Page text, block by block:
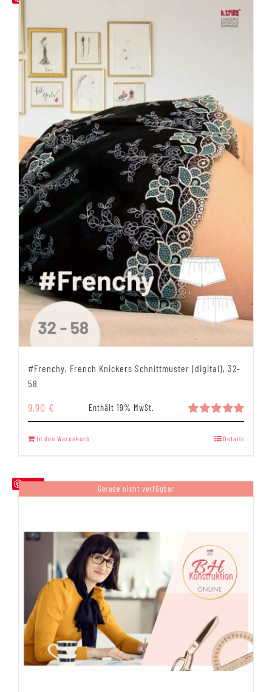
#Frenchy, French Knickers Schnittmuster (digital), 32-
58
Bewertet
5.00
9,90 € Enthält 19% MwSt.
In den Warenkorb Details
Save
Gerade nicht verfügbar